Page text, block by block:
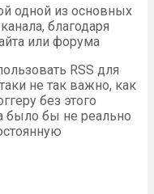
одной из основных
благодаря
или форума
RSS для
не так важно, как
без этого
было бы не реально